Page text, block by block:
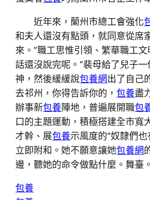
近年來，蘭州市總工會強化
和夫人還沒有點頭，就同意從席
來。”職工思惟引領、繁華職工
話還沒說完呢。”裴母給了兒子
神，然後緩緩說包養網出了自己
去祁州，你得告訴你的，包養盡
辦事新包養陣地，普遍展開職包
口的主題運動，積極搭建全市寬
才幹、展包養示風度的“奴隸們
立即附和。她不願意讓她包養網
邊，聽她的命令做點什麼。舞臺。
包養